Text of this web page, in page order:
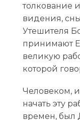
толкование
видения,
Утешителя
принимают
великую
которой
Человеком,
начать эту
времен, был